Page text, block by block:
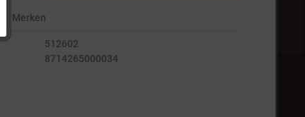
Merken
512602
8714265000034